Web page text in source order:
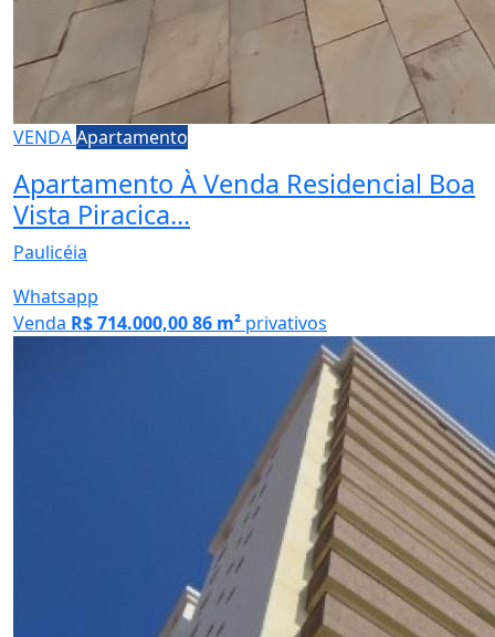
VENDAApartamento
Apartamento À Venda Residencial Boa
Vista Piracica...
Paulicéia
Whatsapp
Venda R$ 714.000,0086 m² privativos